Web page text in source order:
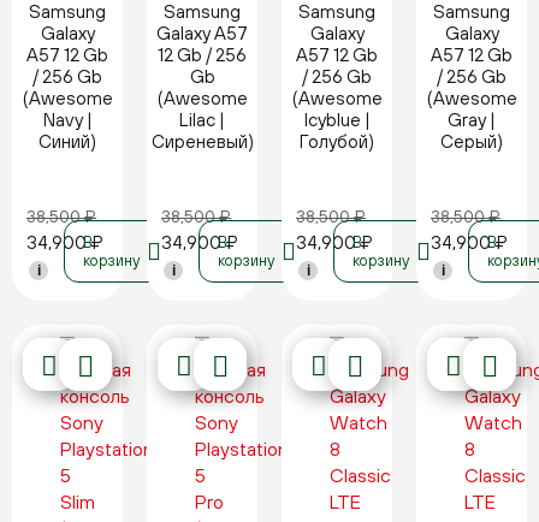
Samsung
Galaxy
A57 12 Gb
/ 256 Gb
(Awesome
Navy |
Синий)
38,500₽
34,900₽
i
В
корзину
Samsung
Galaxy A57
12 Gb / 256
Gb
(Awesome
Lilac |
Сиреневый)
38,500₽
34,900₽
i
В
корзину
Samsung
Galaxy
A57 12 Gb
/ 256 Gb
(Awesome
Icyblue |
Голубой)
38,500₽
34,900₽
i
В
корзину
Samsung
Galaxy
A57 12 Gb
/ 256 Gb
(Awesome
Gray |
Серый)
38,500₽
34,900₽
i
В